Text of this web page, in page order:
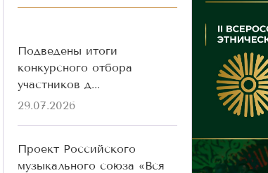
Подведены итоги
конкурсного отбора
участников д...
29.07.2026
Проект Российского
музыкального союза «Вся